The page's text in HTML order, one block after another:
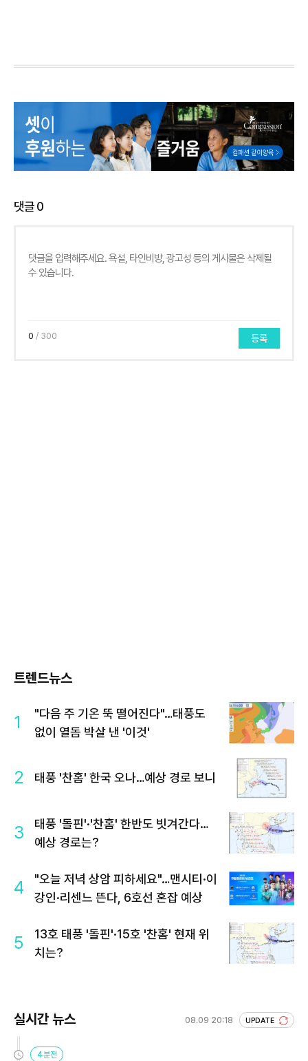
댓글0
0 / 300 등록
트렌드뉴스
1
"다음 주 기온 뚝 떨어진다"…태풍도
없이 열돔 박살 낸 '이것'
2 태풍 '찬홈' 한국 오나…예상 경로 보니
3
태풍 '돌핀'·'찬홈' 한반도 빗겨간다…
예상 경로는?
4
"오늘 저녁 상암 피하세요"…맨시티·이
강인·리센느 뜬다, 6호선 혼잡 예상
5
13호 태풍 '돌핀'·15호 '찬홈' 현재 위
치는?
실시간 뉴스 08.09 20:18 UPDATE
4분전